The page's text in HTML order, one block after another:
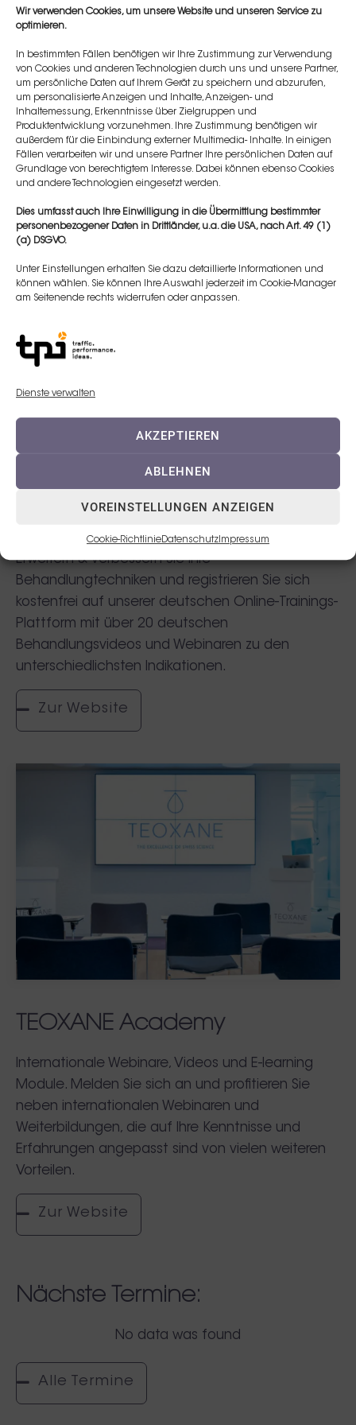
Wir verwenden Cookies, um unsere Website und unseren Service zu
optimieren.
In bestimmten Fällen benötigen wir Ihre Zustimmung zur Verwendung
von Cookies und anderen Technologien durch uns und unsere Partner,
um persönliche Daten auf Ihrem Gerät zu speichern und abzurufen,
um personalisierte Anzeigen und Inhalte, Anzeigen- und
Inhaltemessung, Erkenntnisse über Zielgruppen und
Produktentwicklung vorzunehmen. Ihre Zustimmung benötigen wir
außerdem für die Einbindung externer Multimedia- Inhalte. In einigen
Fällen verarbeiten wir und unsere Partner Ihre persönlichen Daten auf
Grundlage von berechtigtem Interesse. Dabei können ebenso Cookies
und andere Technologien eingesetzt werden.
Dies umfasst auch Ihre Einwilligung in die Übermittlung bestimmter
personenbezogener Daten in Drittländer, u.a. die USA, nach Art. 49 (1)
(a) DSGVO.
Unter Einstellungen erhalten Sie dazu detaillierte Informationen und
können wählen. Sie können Ihre Auswahl jederzeit im Cookie-Manager
am Seitenende rechts widerrufen oder anpassen.
Dienste verwalten
AKZEPTIEREN
ABLEHNEN
VOREINSTELLUNGEN ANZEIGEN
Cookie-RichtlinieDatenschutz Impressum
Ausbildungen für die richtige Injektion von
Dermalfillern zu sein. Wir bieten unseren Kunden
klinisch relevante, maßgeschneiderte und
vernetzte Schulungen an, die von unseren
nationalen und internationalen Referenten
entwickelt und durchgeführt werden, um
medizinisch-ästhetische Behandlungen und
Techniken kontinuierlich zu verbessern.
Erweitern & verbessern Sie Ihre
Behandlungtechniken und registrieren Sie sich
kostenfrei auf unserer deutschen Online-Trainings-
Plattform mit über 20 deutschen
Behandlungsvideos und Webinaren zu den
unterschiedlichsten Indikationen.
Zur Website
TEOXANE Academy
Internationale Webinare, Videos und E-learning
Module. Melden Sie sich an und profitieren Sie
neben internationalen Webinaren und
Weiterbildungen, die auf Ihre Kenntnisse und
Erfahrungen angepasst sind von vielen weiteren
Vorteilen.
Zur Website
Nächste Termine:
No data was found
Alle Termine